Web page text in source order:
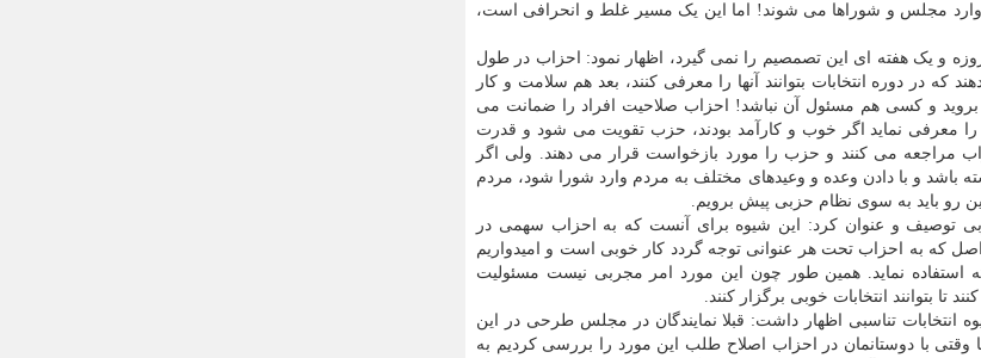
وارد مجلس و شوراها می شوند! اما این یک مسیر غلط و انحرافی است،
و یک هفته ای این تصمصیم را نمی گیرد، اظهار نمود: احزاب در طول
که در دوره انتخابات بتوانند آنها را معرفی کنند، بعد هم سلامت و کار
و کسی هم مسئول آن نباشد! احزاب صلاحیت افراد را ضمانت می
را معرفی نماید اگر خوب و کارآمد بودند، حزب تقویت می شود و قدرت
مراجعه می کنند و حزب را مورد بازخواست قرار می دهند. ولی اگر
و با دادن وعده و وعیدهای مختلف به مردم وارد شورا شود، مردم
رو باید به سوی نظام حزبی پیش برویم.
توصیف و عنوان کرد: این شیوه برای آنست که به احزاب سهمی در
که به احزاب تحت هر عنوانی توجه گردد کار خوبی است و امیدواریم
نماید. همین طور چون این مورد امر مجربی نیست مسئولیت
بتوانند انتخابات خوبی برگزار کنند.
انتخابات تناسبی اظهار داشت: قبلا نمایندگان در مجلس طرحی در این
با دوستانمان در احزاب اصلاح طلب این مورد را بررسی کردیم به